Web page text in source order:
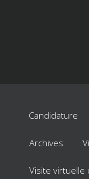
Candidature
Archives
Visite virtuelle